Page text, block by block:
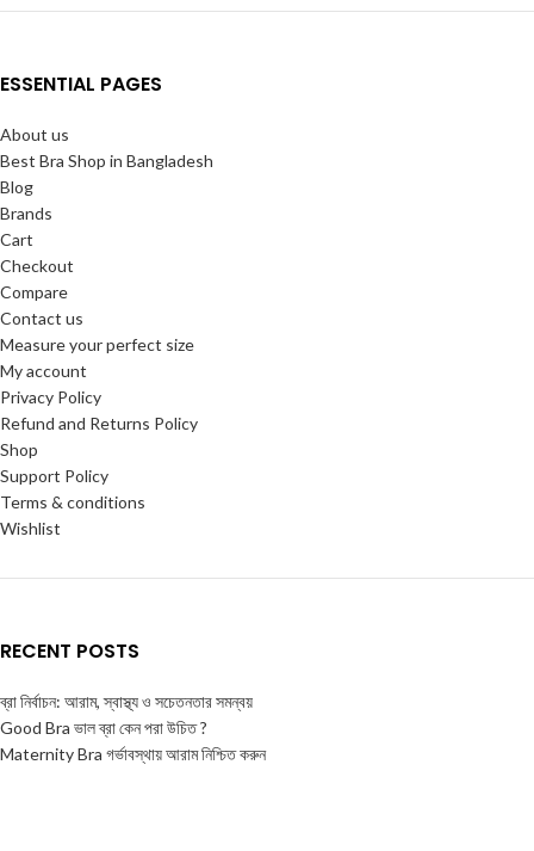
ESSENTIAL PAGES
About us
Best Bra Shop in Bangladesh
Blog
Brands
Cart
Checkout
Compare
Contact us
Measure your perfect size
My account
Privacy Policy
Refund and Returns Policy
Shop
Support Policy
Terms & conditions
Wishlist
RECENT POSTS
ব্রা নির্বাচন: আরাম, স্বাস্থ্য ও সচেতনতার সমন্বয়
Good Bra ভাল ব্রা কেন পরা উচিত ?
Maternity Bra গর্ভাবস্থায় আরাম নিশ্চিত করুন